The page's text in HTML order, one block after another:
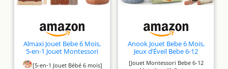
Almaxi Jouet Bebe 6 Mois,
5-en-1 Jouet Montessori
[5-en-1 Jouet Bébé 6 mois]
Anook Jouet Bebe 6 Mois,
Jeux d’Éveil Bebe 6-12
Mois,6 en 1 Jeux
Montessori
[Jouet Montessori Bebe 6-12